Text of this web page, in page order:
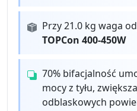
Przy 21.0 kg waga
TOPCon 400-450W
70% bifacjalność
mocy z tyłu,
odblaskowych